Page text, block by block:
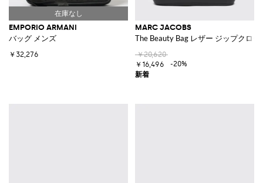
EMPORIO ARMANI
バッグ メンズ
￥32,276
MARC JACOBS
The Beauty Bag レザー ジップクロ
￥20,620
￥16,496
-20%